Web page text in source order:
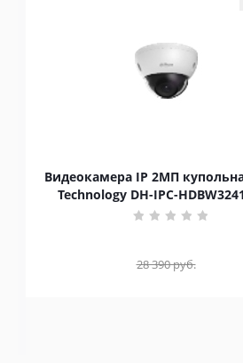
Видеокамера IP 2МП
Technology DH-IPC-
28 390руб.